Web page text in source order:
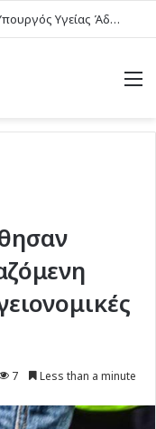
Στο Νοσοκομείο της Ρόδου αύριο ο Υπουργός Υγείας Άδωνις Γεωργιάδης
7 Less than a minute